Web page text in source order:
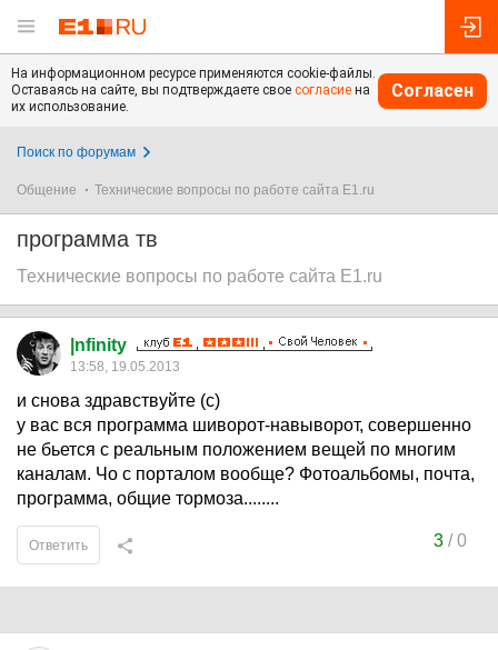
На информационном ресурсе применяются cookie-файлы.
Оставаясь на сайте, вы подтверждаете свое согласие на
их использование.
Согласен
Поиск по форумам
Общение Технические вопросы по работе сайта E1.ru
программа тв
Технические вопросы по работе сайта E1.ru
|nfinity
13:58, 19.05.2013
и снова здравствуйте (с)
у вас вся программа шиворот-навыворот, совершенно
не бьется с реальным положением вещей по многим
каналам. Чо с порталом вообще? Фотоальбомы, почта,
программа, общие тормоза........
3/0
Ответить